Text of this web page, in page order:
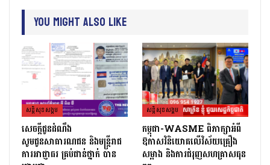
You Might Also Like
សន្តិសុខសង្គម
សេចក្ដីជូនដំណឹង
សូមជូនសាធារណជន និងមន្ត្រីរាជ
ការអាជ្ញាធរ គ្រប់ជាន់ថ្នាក់ បាន
សន្តិសុខសង្គម
កម្ពុជា-WASME ពិភាក្សាអំពី
ឱកាសវិនិយោគលើវិស័យគ្រឿង
សម្អាង និងការជំរុញសហគ្រាសធុន